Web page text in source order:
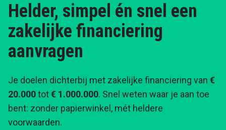
Helder, simpel én snel een
zakelijke financiering
aanvragen
Je doelen dichterbij met zakelijke financiering van €
20.000tot€ 1.000.000. Snel weten waar je aan toe
bent: zonder papierwinkel, mét heldere
voorwaarden.